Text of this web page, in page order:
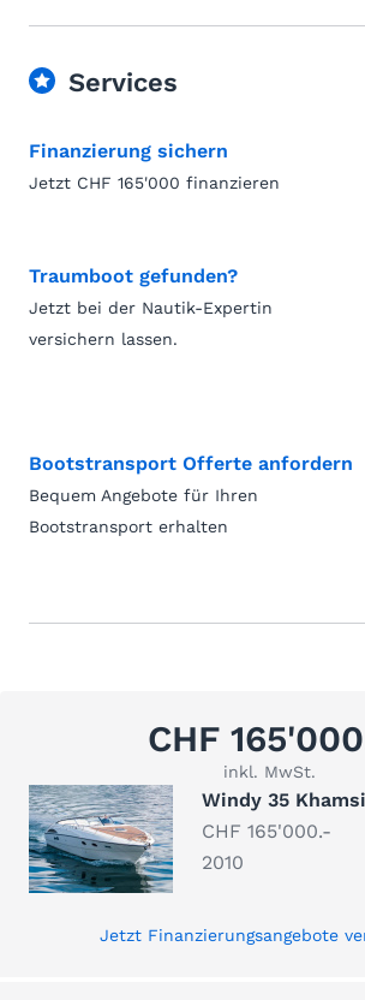
Services
Finanzierung sichern
Jetzt CHF 165'000 finanzieren
Traumboot gefunden?
Jetzt bei der Nautik-Expertin
versichern lassen.
Bootstransport Offerte anfordern
Bequem Angebote für Ihren
Bootstransport erhalten
CHF
inkl. MwSt.
Windy 35
CHF 165'000.-
2010
Jetzt Finanzierungsangebote